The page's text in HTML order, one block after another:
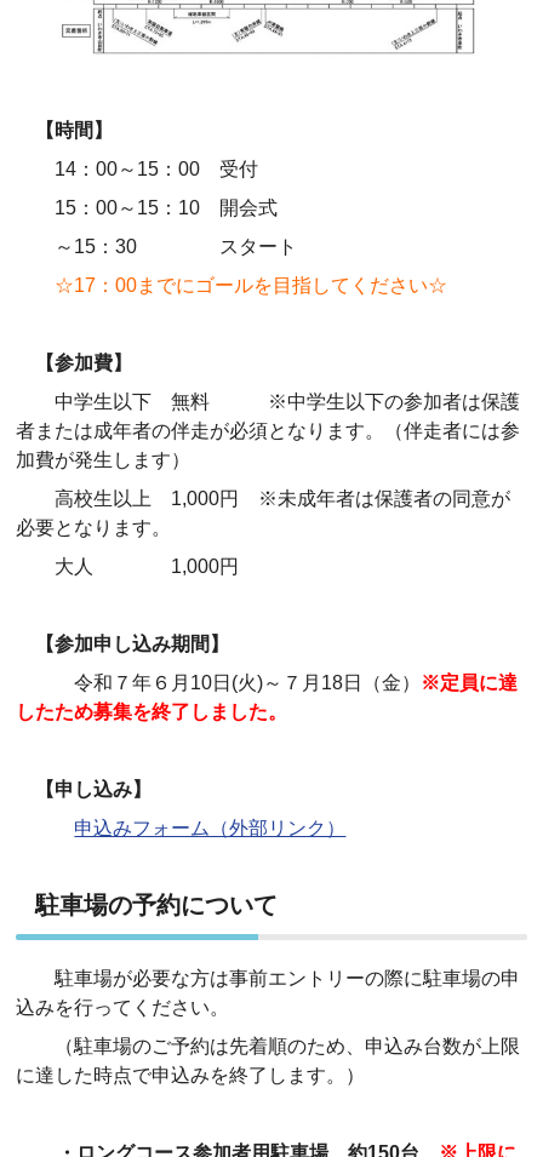
【時間】
14：00～15：00 受付
15：00～15：10 開会式
～15：30 スタート
☆17：00までにゴールを目指してください☆
【参加費】
中学生以下 無料 ※中学生以下の参加者は保護
者または成年者の伴走が必須となります。（伴走者には参
加費が発生します）
高校生以上 1,000円 ※未成年者は保護者の同意が
必要となります。
大人 1,000円
【参加申し込み期間】
令和７年６月10日(火)～７月18日（金） ※定員に達
したため募集を終了しました。
【申し込み】
申込みフォーム（外部リンク）
駐車場の予約について
駐車場が必要な方は事前エントリーの際に駐車場の申
込みを行ってください。
（駐車場のご予約は先着順のため、申込み台数が上限
に達した時点で申込みを終了します。）
・ロングコース参加者用駐車場 約150台 ※上限に